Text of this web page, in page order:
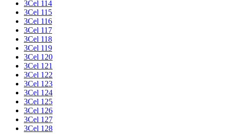
3Cel 114
3Cel 115
3Cel 116
3Cel 117
3Cel 118
3Cel 119
3Cel 120
3Cel 121
3Cel 122
3Cel 123
3Cel 124
3Cel 125
3Cel 126
3Cel 127
3Cel 128